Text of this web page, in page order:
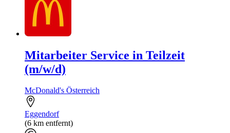
Mitarbeiter Service in Teilzeit
(m/w/d)
McDonald's Österreich
Eggendorf
(6 km entfernt)